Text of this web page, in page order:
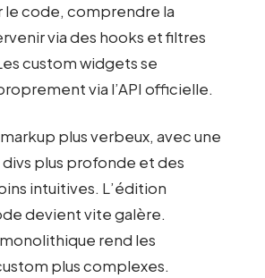
code, comprendre la
via des hooks et filtres
custom widgets se
via l’API officielle.
plus verbeux, avec une
plus profonde et des
intuitives. L’édition
devient vite galère.
rend les
plus complexes.